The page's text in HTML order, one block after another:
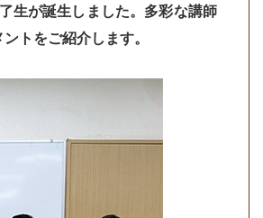
生が誕生しました。多彩な講師
トをご紹介します。